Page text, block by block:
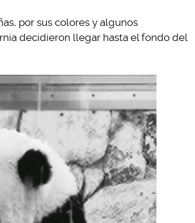
por sus colores y algunos
decidieron llegar hasta el fondo del